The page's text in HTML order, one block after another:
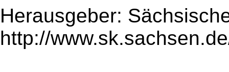
Herausgeber:
http://